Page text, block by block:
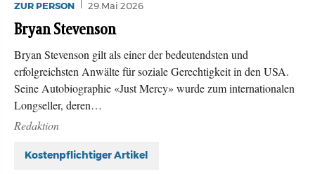
ZUR PERSON 29.Mai 2026
Bryan Stevenson
Bryan Stevenson gilt als einer der bedeutendsten und
erfolgreichsten Anwälte für soziale Gerechtigkeit in den USA.
Seine Autobiographie «Just Mercy» wurde zum internationalen
Longseller, deren…
Redaktion
Kostenpflichtiger Artikel